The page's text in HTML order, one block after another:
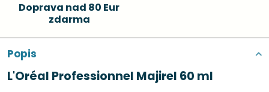
Doprava nad 80 Eur
zdarma
Popis
L'Oréal Professionnel Majirel 60 ml